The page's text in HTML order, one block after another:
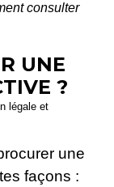
consulter
UNE
?
légale et
une
façons :